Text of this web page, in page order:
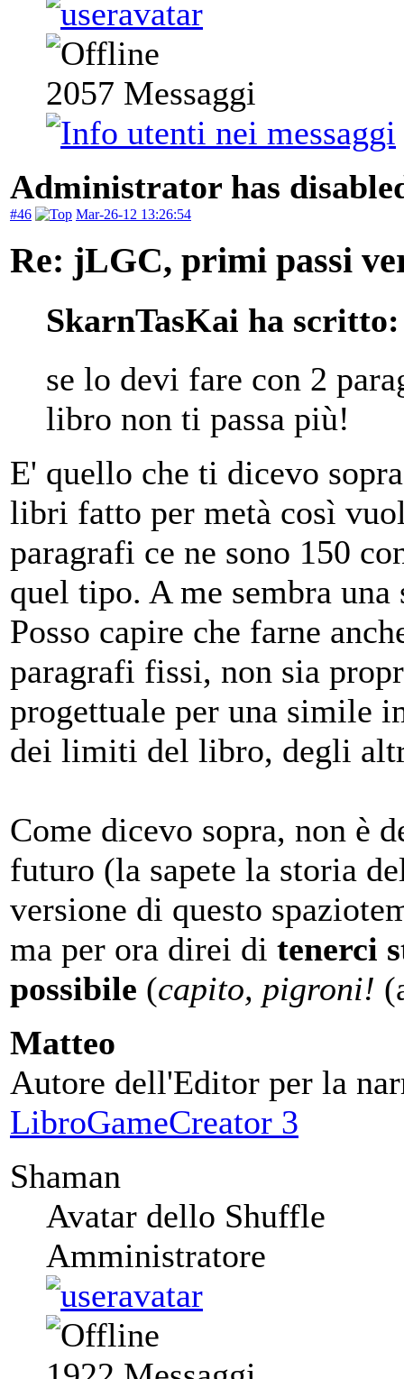
2057 Messaggi
Administrator has
#46 Mar-26-12 13:26:54
Re: jLGC, primi passi
SkarnTasKai ha scritto:
se lo devi fare con 2
libro non ti passa più!
E' quello che ti dicevo
libri fatto per metà così
paragrafi ce ne sono 150
quel tipo. A me sembra
Posso capire che farne
paragrafi fissi, non sia
progettuale per una simile
dei limiti del libro, degli
Come dicevo sopra, non è
futuro (la sapete la storia
versione di questo
ma per ora direi di tenerci
possibile (capito, pigroni!
Matteo
Autore dell'Editor per la
LibroGameCreator 3
Shaman
Avatar dello Shuffle
Amministratore